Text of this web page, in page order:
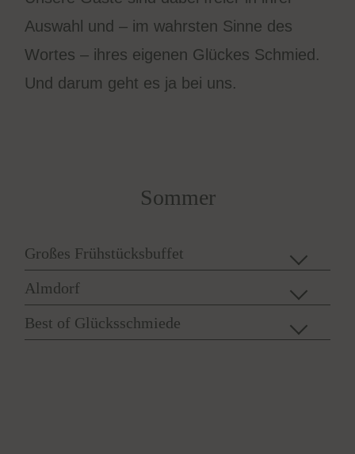
Auswahl und – im wahrsten Sinne des
Wortes – ihres eigenen Glückes Schmied.
Und darum geht es ja bei uns.
Sommer
Großes Frühstücksbuffet
Almdorf
Best of Glücksschmiede
Details
YouTube
Switch zum